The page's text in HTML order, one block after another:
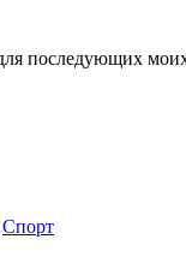
последующих
Спорт